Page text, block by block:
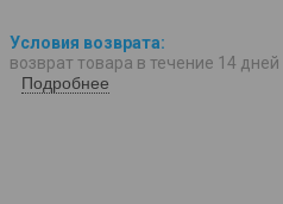
возврат товара в течение 14 дней
Подробнее